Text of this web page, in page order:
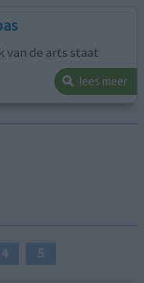
van de arts staat
lees meer
4 5